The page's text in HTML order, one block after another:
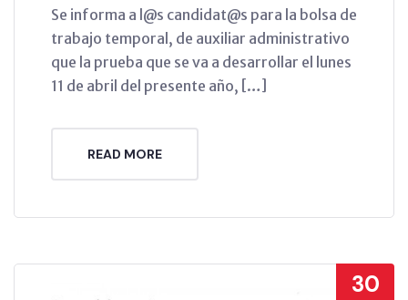
Se informa a l@s candidat@s para la bolsa de
trabajo temporal, de auxiliar administrativo
que la prueba que se va a desarrollar el lunes
11 de abril del presente año, […]
READ MORE
30